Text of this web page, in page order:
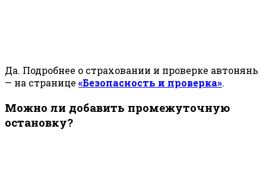
Да. Подробнее о страховании и проверке автонянь
— на странице «Безопасность и проверка».
Можно ли добавить промежуточную
остановку?